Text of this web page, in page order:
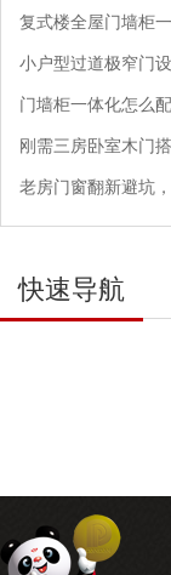
复式楼全屋门墙柜
小户型过道极窄门
门墙柜一体化怎么
刚需三房卧室木门
老房门窗翻新避坑
快速导航